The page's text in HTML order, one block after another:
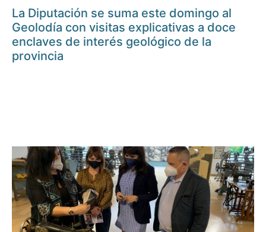
La Diputación se suma este domingo al
Geolodía con visitas explicativas a doce
enclaves de interés geológico de la
provincia